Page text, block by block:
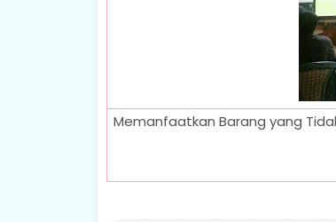
Memanfaatkan Barang yang